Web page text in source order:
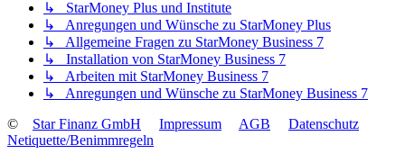
↳ StarMoney Plus und Institute
↳ Anregungen und Wünsche zu StarMoney Plus
↳ Allgemeine Fragen zu StarMoney Business 7
↳ Installation von StarMoney Business 7
↳ Arbeiten mit StarMoney Business 7
↳ Anregungen und Wünsche zu StarMoney Business 7
©
Star Finanz GmbH Impressum AGB
Datenschutz
Netiquette/Benimmregeln